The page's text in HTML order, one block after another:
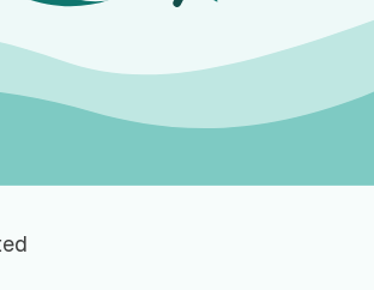
afsted med en erfaren fisker, lærer